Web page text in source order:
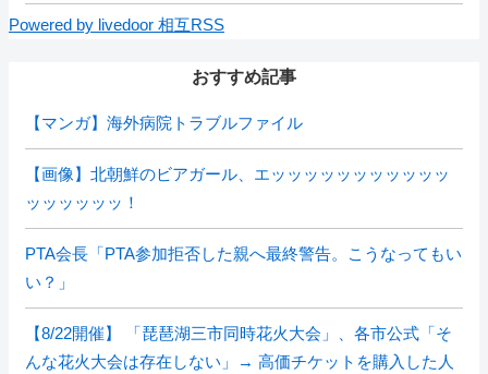
Powered by livedoor 相互RSS
おすすめ記事
【マンガ】海外病院トラブルファイル
【画像】北朝鮮のビアガール、エッッッッッッッッッッッ
ッッッッッッ！
PTA会長「PTA参加拒否した親へ最終警告。こうなってもい
い？」
【8/22開催】 「琵琶湖三市同時花火大会」、各市公式「そ
んな花火大会は存在しない」→ 高価チケットを購入した人